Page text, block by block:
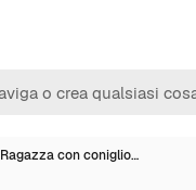
Ragazza con coniglio…